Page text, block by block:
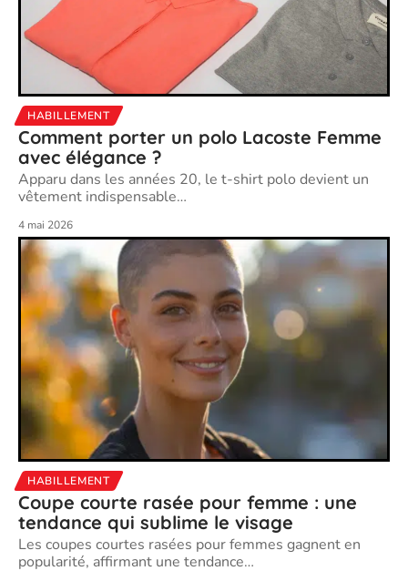
HABILLEMENT
Comment porter un polo Lacoste Femme
avec élégance ?
Apparu dans les années 20, le t-shirt polo devient un
vêtement indispensable…
4 mai 2026
HABILLEMENT
Coupe courte rasée pour femme : une
tendance qui sublime le visage
Les coupes courtes rasées pour femmes gagnent en
popularité, affirmant une tendance…